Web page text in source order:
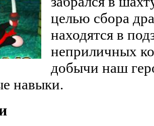
целью сбора
находятся в
неприличных
добычи наш
навыки.